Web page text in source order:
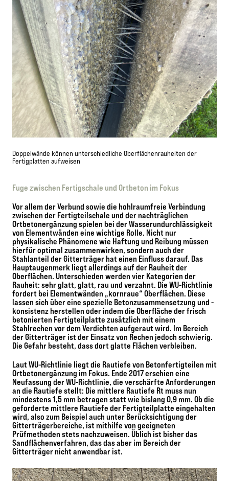
Doppelwände können unterschiedliche Oberflächenrauheiten der
Fertigplatten aufweisen
Fuge zwischen Fertigschale und Ortbeton im Fokus
Vor allem der Verbund sowie die hohlraumfreie Verbindung
zwischen der Fertigteilschale und der nachträglichen
Ortbetonergänzung spielen bei der Wasserundurchlässigkeit
von Elementwänden eine wichtige Rolle. Nicht nur
physikalische Phänomene wie Haftung und Reibung müssen
hierfür optimal zusammenwirken, sondern auch der
Stahlanteil der Gitterträger hat einen Einfluss darauf. Das
Hauptaugenmerk liegt allerdings auf der Rauheit der
Oberflächen. Unterschieden werden vier Kategorien der
Rauheit: sehr glatt, glatt, rau und verzahnt. Die WU-Richtlinie
fordert bei Elementwänden „kornraue“ Oberflächen. Diese
lassen sich über eine spezielle Betonzusammensetzung und -
konsistenz herstellen oder indem die Oberfläche der frisch
betonierten Fertigteilplatte zusätzlich mit einem
Stahlrechen vor dem Verdichten aufgeraut wird. Im Bereich
der Gitterträger ist der Einsatz von Rechen jedoch schwierig.
Die Gefahr besteht, dass dort glatte Flächen verbleiben.
Laut WU-Richtlinie liegt die Rautiefe von Betonfertigteilen mit
Ortbetonergänzung im Fokus. Ende 2017 erschien eine
Neufassung der WU-Richtlinie, die verschärfte Anforderungen
an die Rautiefe stellt: Die mittlere Rautiefe Rt muss nun
mindestens 1,5 mm betragen statt wie bislang 0,9 mm. Ob die
geforderte mittlere Rautiefe der Fertigteilplatte eingehalten
wird, also zum Beispiel auch unter Berücksichtigung der
Gitterträgerbereiche, ist mithilfe von geeigneten
Prüfmethoden stets nachzuweisen. Üblich ist bisher das
Sandflächenverfahren, das das aber im Bereich der
Gitterträger nicht anwendbar ist.